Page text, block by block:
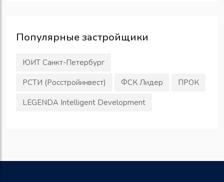
Популярные застройщики
ЮИТ Санкт-Петербург
РСТИ (Росстройинвест)
ФСК Лидер
ПРОК
LEGENDA Intelligent Development